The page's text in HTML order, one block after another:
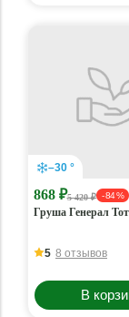
–30 °
868 ₽5 420 ₽ - 84 %
Груша Генерал
5 8 отзывов
В